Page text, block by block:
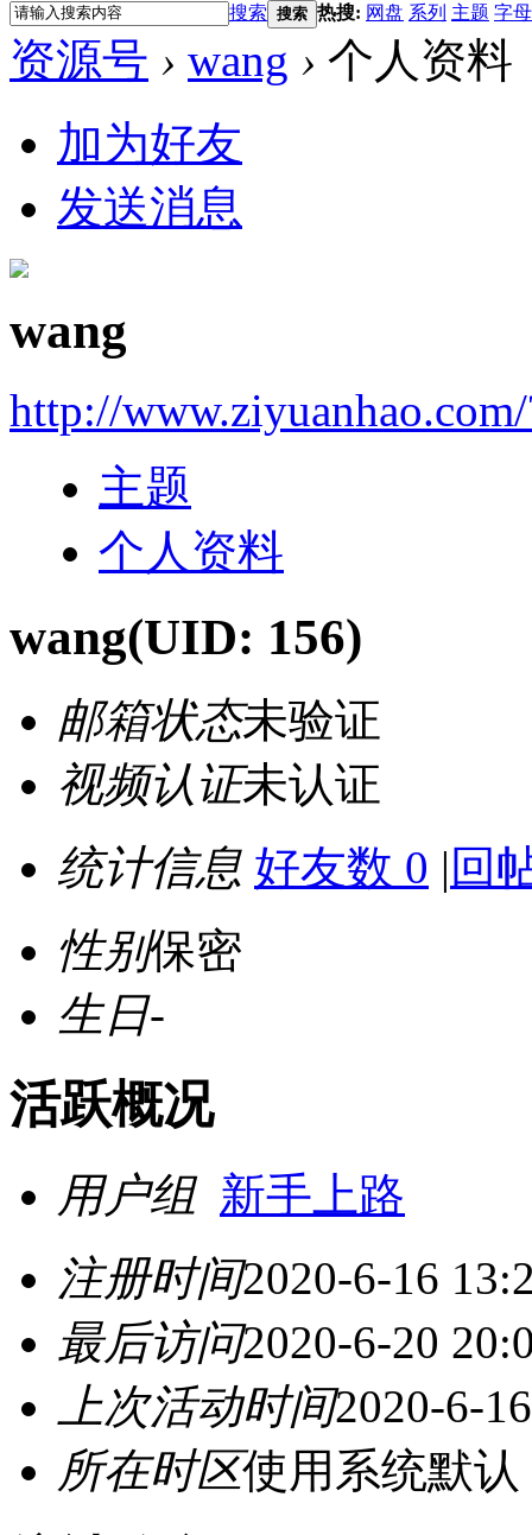
搜索 搜索 热搜: 网盘 系列 主题 字
资源号 › wang › 个人资料
加为好友
发送消息
wang
http://
主题
个人资料
wang(UID: 156)
邮箱状态未验证
视频认证未认证
统计信息 好友数 0 | 回
性别保密
生日-
活跃概况
用户组 新手上路
注册时间2020-6-16
最后访问2020-6-20
上次活动时间2020-6-
所在时区使用系统默认